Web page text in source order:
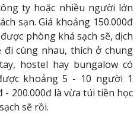
ty hoặc nhiều người lớn
sạn. Giá khoảng 150.000đ
phòng khá sạch sẽ, dịch
cùng nhau, thích ở chung
hostel hay bungalow có
khoảng 5 - 10 người 1
- 200.000đ là vừa túi tiền học
sẽ rồi.